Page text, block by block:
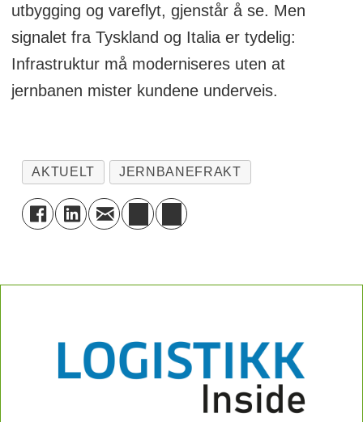
utbygging og vareflyt, gjenstår å se. Men
signalet fra Tyskland og Italia er tydelig:
Infrastruktur må moderniseres uten at
jernbanen mister kundene underveis.
AKTUELT JERNBANEFRAKT